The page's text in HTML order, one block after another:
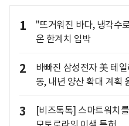
1
"뜨거워진 바다, 냉각수
온 한계치 임박
2
바빠진 삼성전자 美 테
동, 내년 양산 확대 계획
3
[비즈톡톡] 스마트워치